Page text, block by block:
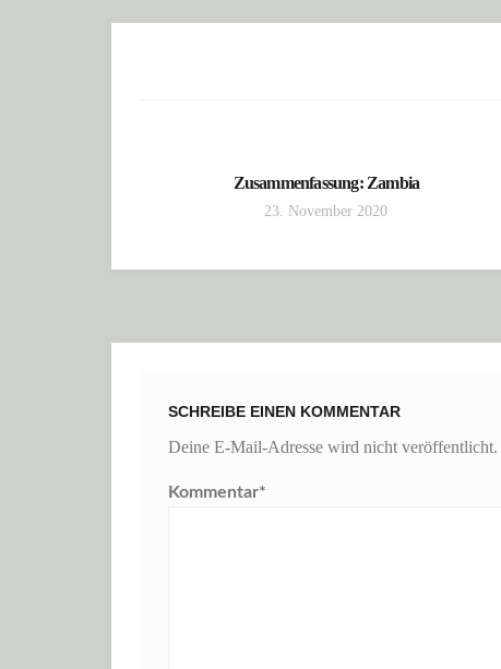
Zusammenfassung: Zambia
23. November 2020
SCHREIBE EINEN KOMMENTAR
Deine E-Mail-Adresse wird nicht veröffentlicht.
Kommentar*